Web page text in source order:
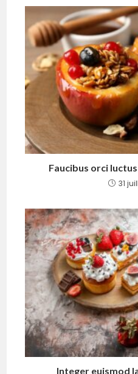
Faucibus orci
31
Integer euismod